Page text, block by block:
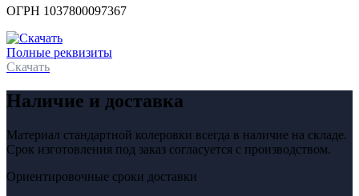
ОГРН 1037800097367
Полные реквизиты
Скачать
Наличие и доставка
Материал стандартной колеровки всегда в наличие на складе.
Срок изготовления под заказ согласуется с производством.
Ориентировочные сроки доставки